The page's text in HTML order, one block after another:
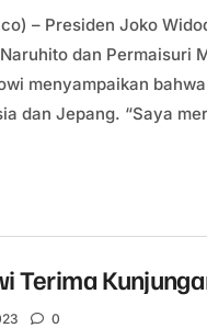
– Presiden Joko
dan Permaisuri
menyampaikan
dan Jepang. “Saya
Terima
0